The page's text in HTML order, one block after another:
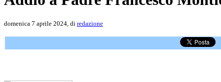
domenica 7 aprile 2024, di redazione